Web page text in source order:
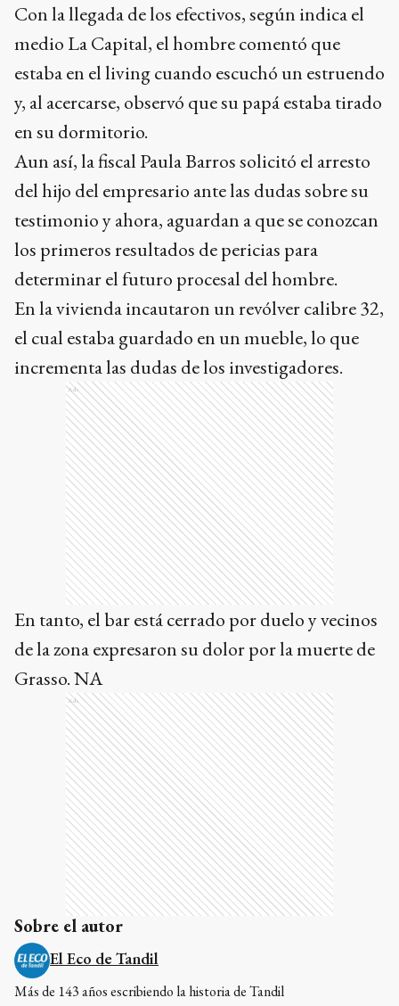
Con la llegada de los efectivos, según indica el
medio La Capital, el hombre comentó que
estaba en el living cuando escuchó un estruendo
y, al acercarse, observó que su papá estaba tirado
en su dormitorio.
Aun así, la fiscal Paula Barros solicitó el arresto
del hijo del empresario ante las dudas sobre su
testimonio y ahora, aguardan a que se conozcan
los primeros resultados de pericias para
determinar el futuro procesal del hombre.
En la vivienda incautaron un revólver calibre 32,
el cual estaba guardado en un mueble, lo que
incrementa las dudas de los investigadores.
Ads
En tanto, el bar está cerrado por duelo y vecinos
de la zona expresaron su dolor por la muerte de
Grasso. NA
Ads
Sobre el autor
El Eco de Tandil
Más de 143 años escribiendo la historia de Tandil